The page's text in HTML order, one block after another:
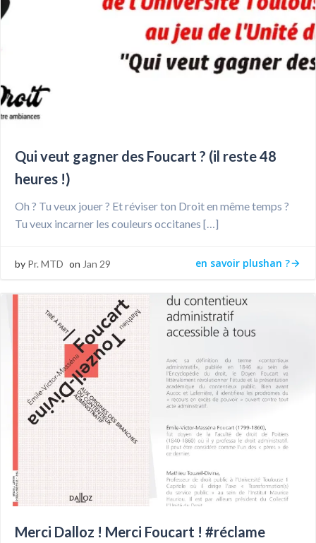
Qui veut gagner des Foucart ? (il reste 48
heures !)
Oh ? Tu veux jouer ? Et réviser ton Droit en même temps ?
Tu veux incarner les couleurs occitanes […]
by Pr. MTD on Jan 29 en savoir plushan ?
Merci Dalloz ! Merci Foucart ! #réclame